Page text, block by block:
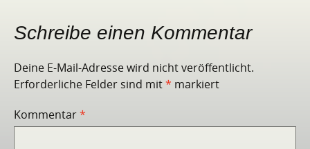
Schreibe einen Kommentar
Deine E-Mail-Adresse wird nicht veröffentlicht.
Erforderliche Felder sind mit* markiert
Kommentar*